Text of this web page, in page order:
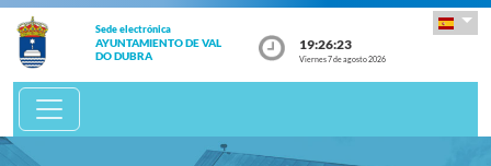
Sede electrónica
AYUNTAMIENTO DE VAL
DO DUBRA
19:26:23
Viernes 7 de agosto 2026